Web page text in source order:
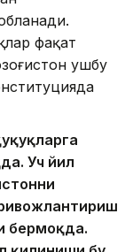
фақат
ушбу
Уч йил
бермоқда.